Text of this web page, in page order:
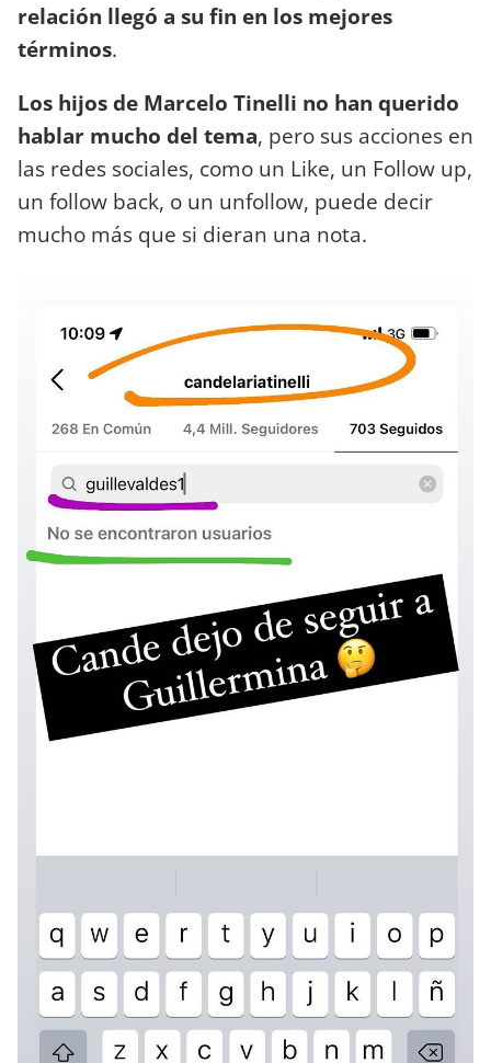
relación llegó a su fin en los mejores
términos.
Los hijos de Marcelo Tinelli no han querido
hablar mucho del tema, pero sus acciones en
las redes sociales, como un Like, un Follow up,
un follow back, o un unfollow, puede decir
mucho más que si dieran una nota.